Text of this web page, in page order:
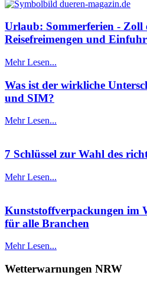
Urlaub: Sommerferien - Zoll
Reisefreimengen und
Mehr Lesen...
Was ist der wirkliche
und SIM?
Mehr Lesen...
7 Schlüssel zur Wahl des
Mehr Lesen...
Kunststoffverpackungen im
für alle Branchen
Mehr Lesen...
Wetterwarnungen NRW